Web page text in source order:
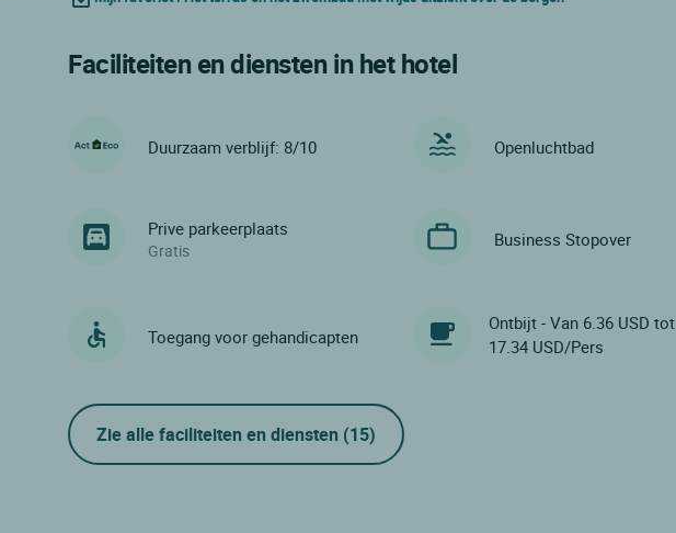
Faciliteiten en diensten in het hotel
Duurzaam verblijf: 8/10 Openluchtbad
Prive parkeerplaats
Gratis
Business Stopover
Toegang voor gehandicapten
Ontbijt - Van 6.36 USD tot
17.34 USD/Pers
Zie alle faciliteiten en diensten (15)